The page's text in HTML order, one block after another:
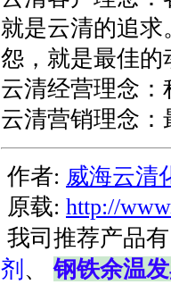
就是云清的追
怨，就是最佳的
云清经营理念
云清营销理念
作者: 威海云清
原载: http://
我司推荐产品
剂 、钢铁余温